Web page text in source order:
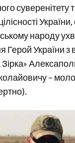
суверенітету
народу
Герой України
–